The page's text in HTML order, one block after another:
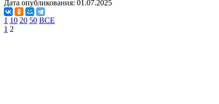
Дата опубликования: 01.07.2025
1 10 20 50 ВСЕ
1 2